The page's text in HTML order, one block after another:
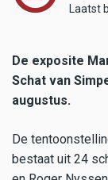
Laatst
De exposite
Schat van
augustus.
De
bestaat uit 24